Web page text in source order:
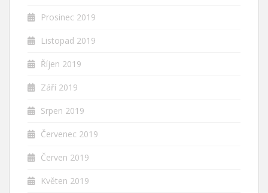
Prosinec 2019
Listopad 2019
Říjen 2019
Září 2019
Srpen 2019
Červenec 2019
Červen 2019
Květen 2019